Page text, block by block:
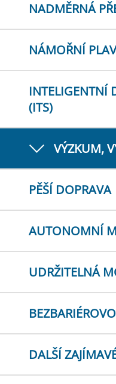
NADMĚRNÁ
NÁMOŘNÍ
INTELIGENTNÍ
(ITS)
VÝZKUM,
PĚŠÍ DOPRAVA
AUTONOMNÍ
UDRŽITELNÁ
DALŠÍ